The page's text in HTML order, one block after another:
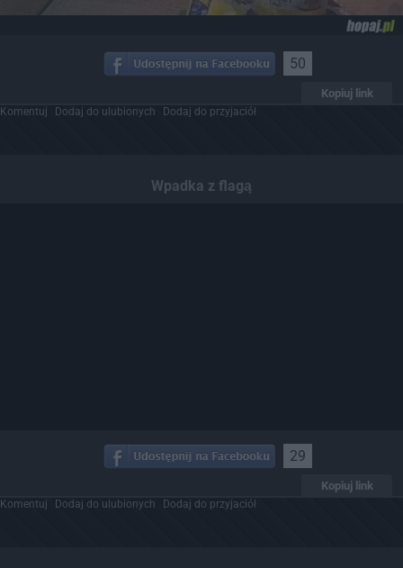
50
Kopiuj link
Komentuj Dodaj do ulubionych Dodaj do przyjaciół
Wpadka z flagą
29
Kopiuj link
Komentuj Dodaj do ulubionych Dodaj do przyjaciół